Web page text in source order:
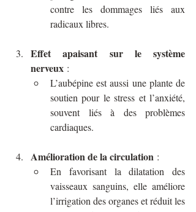
contre les dommages liés aux
radicaux libres.
Effet apaisant sur le système
nerveux :
L’aubépine est aussi une plante de
soutien pour le stress et l’anxiété,
souvent liés à des problèmes
cardiaques.
Amélioration de la circulation :
En favorisant la dilatation des
vaisseaux sanguins, elle améliore
l’irrigation des organes et réduit les